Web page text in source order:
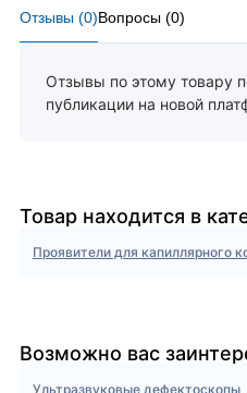
Отзывы (0)Вопросы (0)
Отзывы по этому товару
публикации на новой
Товар находится в
Проявители для капиллярного
Возможно вас
Ультразвуковые дефектоскопы